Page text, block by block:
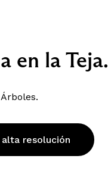
en la Teja.
resolución